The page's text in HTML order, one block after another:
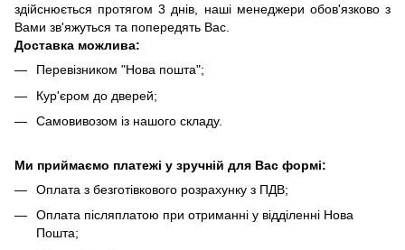
здійснюється протягом 3 днів, наші менеджери обов'язково з
Вами зв'яжуться та попередять Вас.
Доставка можлива:
Перевізником "Нова пошта";
Кур'єром до дверей;
Самовивозом із нашого складу.
Ми приймаємо платежі у зручній для Вас формі:
Оплата з безготівкового розрахунку з ПДВ;
Оплата післяплатою при отриманні у відділенні Нова
Пошта;